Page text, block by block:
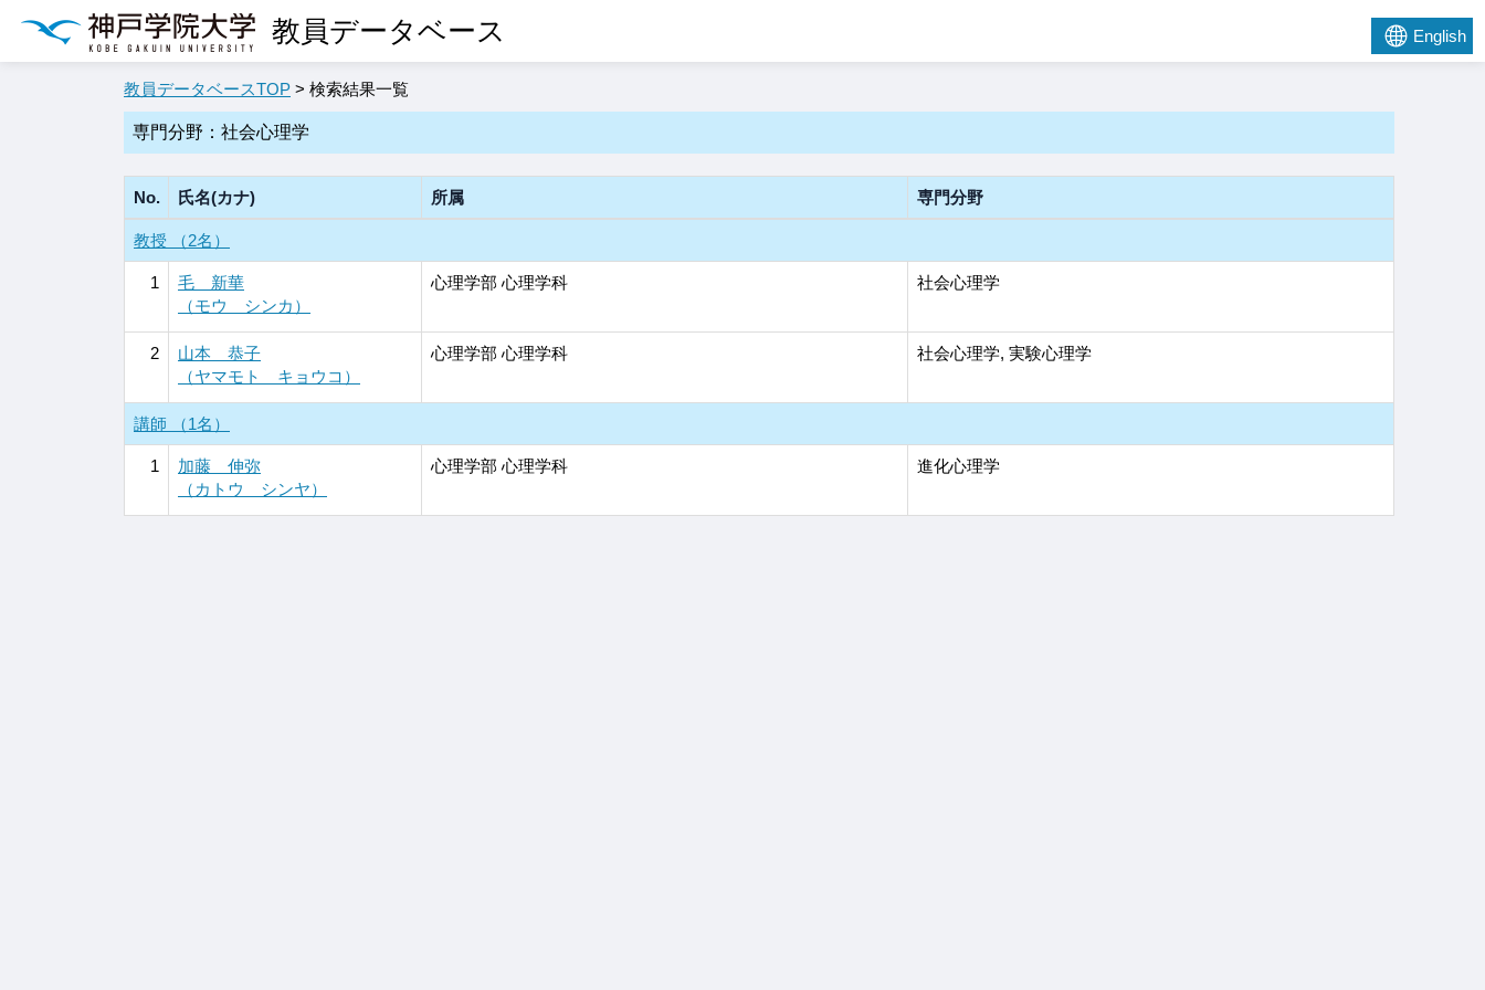
教員データベース English
教員データベースTOP > 検索結果一覧
専門分野：社会心理学
No. 氏名(カナ) 所属 専門分野
教授 （2名）
1
毛 新華
（モウ シンカ）
心理学部 心理学科 社会心理学
2
山本 恭子
（ヤマモト キョウコ）
心理学部 心理学科 社会心理学, 実験心理学
講師 （1名）
1
加藤 伸弥
（カトウ シンヤ）
心理学部 心理学科 進化心理学